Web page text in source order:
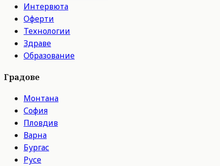
Интервюта
Оферти
Технологии
Здраве
Образование
Градове
Монтана
София
Пловдив
Варна
Бургас
Русе